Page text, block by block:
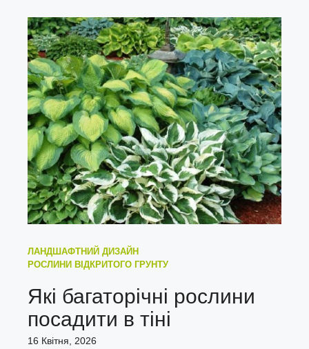
ЛАНДШАФТНИЙ ДИЗАЙН
РОСЛИНИ ВІДКРИТОГО ГРУНТУ
Які багаторічні рослини
посадити в тіні
16 Квітня, 2026